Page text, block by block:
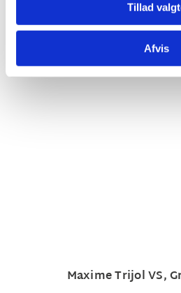
Tillad
Afvis
Maxime Trijol VS,